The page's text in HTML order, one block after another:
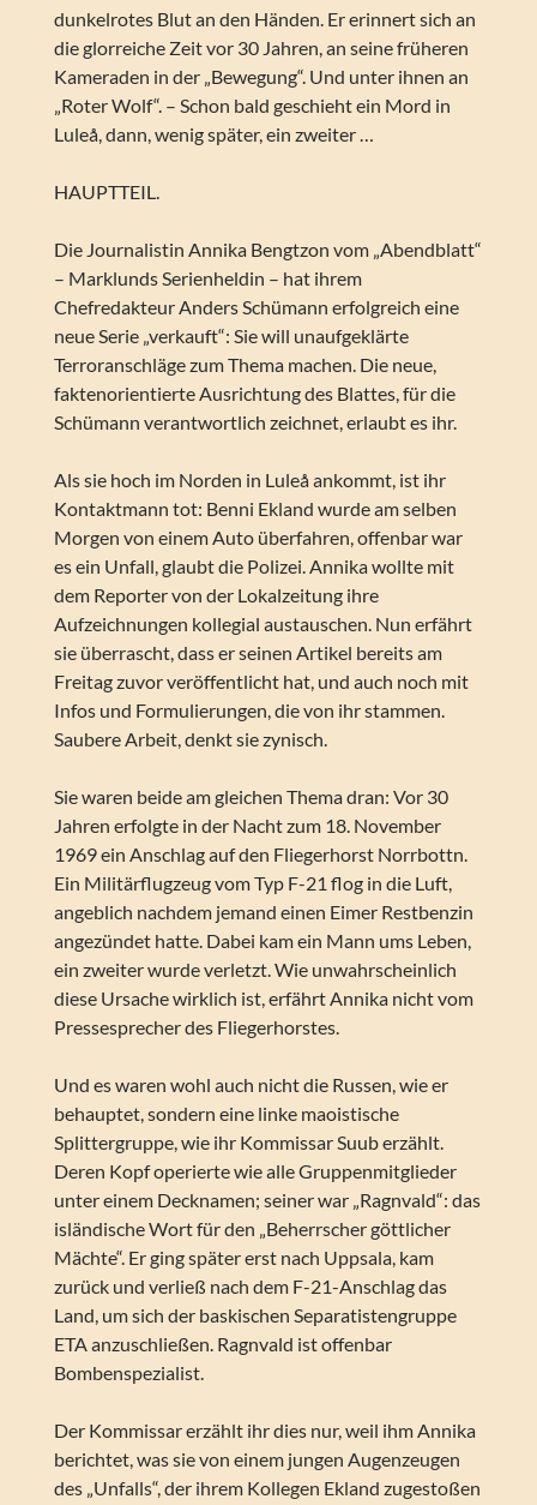
dunkelrotes Blut an den Händen. Er erinnert sich an
die glorreiche Zeit vor 30 Jahren, an seine früheren
Kameraden in der „Bewegung“. Und unter ihnen an
„Roter Wolf“. – Schon bald geschieht ein Mord in
Luleå, dann, wenig später, ein zweiter …
HAUPTTEIL.
Die Journalistin Annika Bengtzon vom „Abendblatt“
– Marklunds Serienheldin – hat ihrem
Chefredakteur Anders Schümann erfolgreich eine
neue Serie „verkauft“: Sie will unaufgeklärte
Terroranschläge zum Thema machen. Die neue,
faktenorientierte Ausrichtung des Blattes, für die
Schümann verantwortlich zeichnet, erlaubt es ihr.
Als sie hoch im Norden in Luleå ankommt, ist ihr
Kontaktmann tot: Benni Ekland wurde am selben
Morgen von einem Auto überfahren, offenbar war
es ein Unfall, glaubt die Polizei. Annika wollte mit
dem Reporter von der Lokalzeitung ihre
Aufzeichnungen kollegial austauschen. Nun erfährt
sie überrascht, dass er seinen Artikel bereits am
Freitag zuvor veröffentlicht hat, und auch noch mit
Infos und Formulierungen, die von ihr stammen.
Saubere Arbeit, denkt sie zynisch.
Sie waren beide am gleichen Thema dran: Vor 30
Jahren erfolgte in der Nacht zum 18. November
1969 ein Anschlag auf den Fliegerhorst Norrbottn.
Ein Militärflugzeug vom Typ F-21 flog in die Luft,
angeblich nachdem jemand einen Eimer Restbenzin
angezündet hatte. Dabei kam ein Mann ums Leben,
ein zweiter wurde verletzt. Wie unwahrscheinlich
diese Ursache wirklich ist, erfährt Annika nicht vom
Pressesprecher des Fliegerhorstes.
Und es waren wohl auch nicht die Russen, wie er
behauptet, sondern eine linke maoistische
Splittergruppe, wie ihr Kommissar Suub erzählt.
Deren Kopf operierte wie alle Gruppenmitglieder
unter einem Decknamen; seiner war „Ragnvald“: das
isländische Wort für den „Beherrscher göttlicher
Mächte“. Er ging später erst nach Uppsala, kam
zurück und verließ nach dem F-21-Anschlag das
Land, um sich der baskischen Separatistengruppe
ETA anzuschließen. Ragnvald ist offenbar
Bombenspezialist.
Der Kommissar erzählt ihr dies nur, weil ihm Annika
berichtet, was sie von einem jungen Augenzeugen
des „Unfalls“, der ihrem Kollegen Ekland zugestoßen